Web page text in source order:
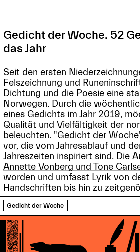
Gedicht der Woche. 52
das Jahr
Seit den ersten
Felszeichnung und
Dichtung und die Poesie eine
Norwegen. Durch die
eines Gedichts im Jahr 2019,
Qualität und Vielfältigkeit der
beleuchten. "Gedicht der
vor, die vom Jahresablauf und
Jahreszeiten inspiriert sind. Die
Annette Vonberg und Tone
worden und umfasst Lyrik von
Handschriften bis hin zu
Gedicht der Woche